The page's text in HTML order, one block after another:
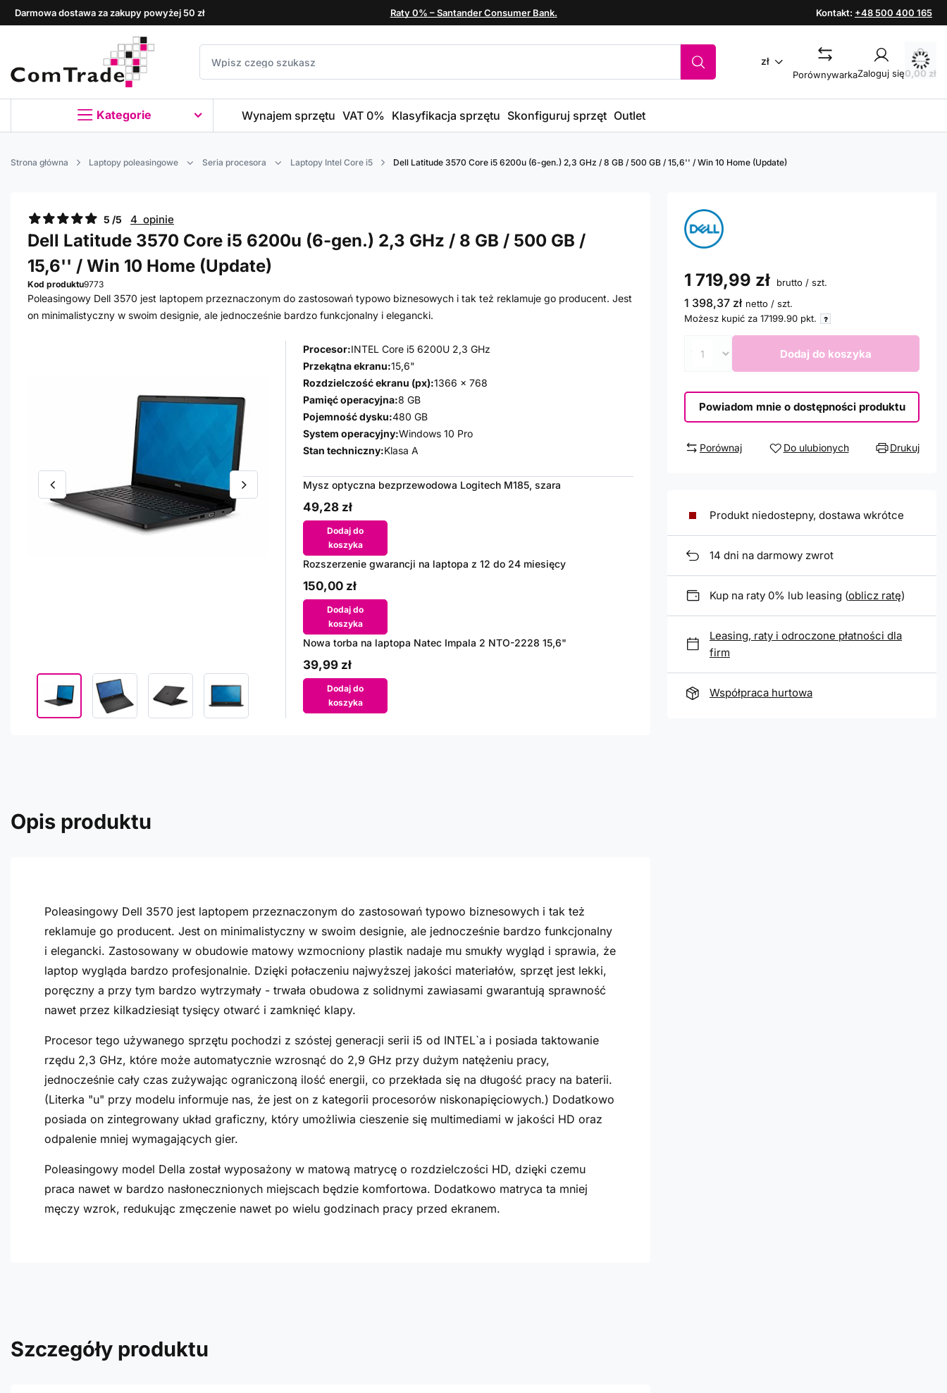
Darmowa dostawa za zakupy powyżej 50 zł Raty 0% – Santander Consumer Bank. Kontakt: +48 500 400 165
zł
PorównywarkaZaloguj się0,00 zł
Kategorie Wynajem sprzętu VAT 0% Klasyfikacja sprzętu Skonfiguruj sprzęt Outlet
Strona główna Laptopy poleasingowe Seria procesora Laptopy Intel Core i5 Dell Latitude 3570 Core i5 6200u (6-gen.) 2,3 GHz / 8 GB / 500 GB / 15,6'' / Win 10 Home (Update)
5 /5 4 opinie
Dell Latitude 3570 Core i5 6200u (6-gen.) 2,3 GHz / 8 GB / 500 GB /
15,6'' / Win 10 Home (Update)
Kod produktu9773
Poleasingowy Dell 3570 jest laptopem przeznaczonym do zastosowań typowo biznesowych i tak też reklamuje go producent. Jest
on minimalistyczny w swoim designie, ale jednocześnie bardzo funkcjonalny i elegancki.
Procesor:INTEL Core i5 6200U 2,3 GHz
Przekątna ekranu:15,6"
Rozdzielczość ekranu (px):1366 x 768
Pamięć operacyjna:8 GB
Pojemność dysku:480 GB
System operacyjny:Windows 10 Pro
Stan techniczny:Klasa A
Mysz optyczna bezprzewodowa Logitech M185, szara
49,28 zł
Dodaj do
koszyka
Rozszerzenie gwarancji na laptopa z 12 do 24 miesięcy
150,00 zł
Dodaj do
koszyka
Nowa torba na laptopa Natec Impala 2 NTO-2228 15,6"
39,99 zł
Dodaj do
koszyka
1 719,99 zł brutto / szt.
1 398,37 zł netto / szt.
Możesz kupić za 17199.90 pkt.
Dodaj do koszyka
Powiadom mnie o dostępności produktu
Porównaj Do ulubionych Drukuj
Produkt niedostepny, dostawa wkrótce
14 dni na darmowy zwrot
Kup na raty 0% lub leasing (oblicz ratę)
Leasing, raty i odroczone płatności dla
firm
Współpraca hurtowa
Opis produktu
Poleasingowy Dell 3570 jest laptopem przeznaczonym do zastosowań typowo biznesowych i tak też
reklamuje go producent. Jest on minimalistyczny w swoim designie, ale jednocześnie bardzo funkcjonalny
i elegancki. Zastosowany w obudowie matowy wzmocniony plastik nadaje mu smukły wygląd i sprawia, że
laptop wygląda bardzo profesjonalnie. Dzięki połaczeniu najwyższej jakości materiałów, sprzęt jest lekki,
poręczny a przy tym bardzo wytrzymały - trwała obudowa z solidnymi zawiasami gwarantują sprawność
nawet przez kilkadziesiąt tysięcy otwarć i zamknięć klapy.
Procesor tego używanego sprzętu pochodzi z szóstej generacji serii i5 od INTEL`a i posiada taktowanie
rzędu 2,3 GHz, które może automatycznie wzrosnąć do 2,9 GHz przy dużym natężeniu pracy,
jednocześnie cały czas zużywając ograniczoną ilość energii, co przekłada się na długość pracy na baterii.
(Literka "u" przy modelu informuje nas, że jest on z kategorii procesorów niskonapięciowych.) Dodatkowo
posiada on zintegrowany układ graficzny, który umożliwia cieszenie się multimediami w jakości HD oraz
odpalenie mniej wymagających gier.
Poleasingowy model Della został wyposażony w matową matrycę o rozdzielczości HD, dzięki czemu
praca nawet w bardzo nasłonecznionych miejscach będzie komfortowa. Dodatkowo matryca ta mniej
męczy wzrok, redukując zmęczenie nawet po wielu godzinach pracy przed ekranem.
Szczegóły produktu